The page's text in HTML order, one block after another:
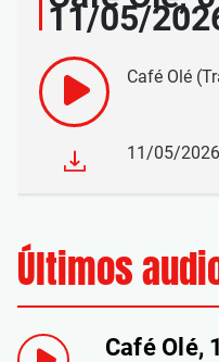
11/05/
Café Olé
11/05/2026
Últimos
Café Olé,